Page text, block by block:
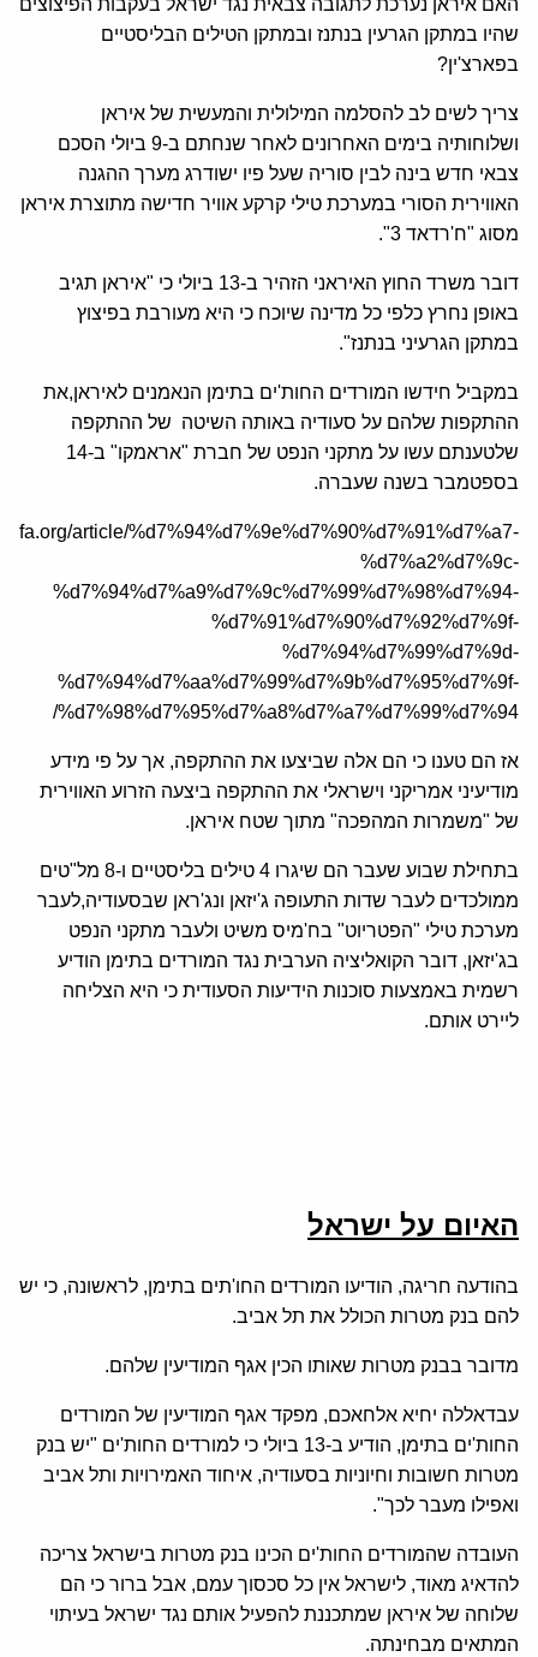
האם איראן נערכת לתגובה צבאית נגד ישראל בעקבות הפיצוצים
שהיו במתקן הגרעין בנתנז ובמתקן הטילים הבליסטיים
בפארצ'ין?
צריך לשים לב להסלמה המילולית והמעשית של איראן
ושלוחותיה בימים האחרונים לאחר שנחתם ב-9 ביולי הסכם
צבאי חדש בינה לבין סוריה שעל פיו ישודרג מערך ההגנה
האווירית הסורי במערכת טילי קרקע אוויר חדישה מתוצרת איראן
מסוג "ח'רדאד 3".
דובר משרד החוץ האיראני הזהיר ב-13 ביולי כי "איראן תגיב
באופן נחרץ כלפי כל מדינה שיוכח כי היא מעורבת בפיצוץ
במתקן הגרעיני בנתנז".
במקביל חידשו המורדים החות'ים בתימן הנאמנים לאיראן,את
ההתקפות שלהם על סעודיה באותה השיטה של ההתקפה
שלטענתם עשו על מתקני הנפט של חברת "אראמקו" ב-14
בספטמבר בשנה שעברה.
article/%d7%94%d7%9e%d7%90%d7%91%d7%a7-
%d7%a2%d7%9c-
%d7%94%d7%a9%d7%9c%d7%99%d7%98%d7%94-
%d7%91%d7%90%d7%92%d7%9f-
%d7%94%d7%99%d7%9d-
%d7%94%d7%aa%d7%99%d7%9b%d7%95%d7%9f-
%d7%98%d7%95%d7%a8%d7%a7%d7%99%d7%94/
אז הם טענו כי הם אלה שביצעו את ההתקפה, אך על פי מידע
מודיעיני אמריקני וישראלי את ההתקפה ביצעה הזרוע האווירית
של "משמרות המהפכה" מתוך שטח איראן.
בתחילת שבוע שעבר הם שיגרו 4 טילים בליסטיים ו-8 מל"טים
ממולכדים לעבר שדות התעופה ג'יזאן ונג'ראן שבסעודיה,לעבר
מערכת טילי "הפטריוט" בח'מיס משיט ולעבר מתקני הנפט
בג'יזאן, דובר הקואליציה הערבית נגד המורדים בתימן הודיע
רשמית באמצעות סוכנות הידיעות הסעודית כי היא הצליחה
ליירט אותם.
האיום על ישראל
בהודעה חריגה, הודיעו המורדים החו'תים בתימן, לראשונה, כי יש
להם בנק מטרות הכולל את תל אביב.
מדובר בבנק מטרות שאותו הכין אגף המודיעין שלהם.
עבדאללה יחיא אלחאכם, מפקד אגף המודיעין של המורדים
החות'ים בתימן, הודיע ב-13 ביולי כי למורדים החות'ים "יש בנק
מטרות חשובות וחיוניות בסעודיה, איחוד האמירויות ותל אביב
ואפילו מעבר לכך".
העובדה שהמורדים החות'ים הכינו בנק מטרות בישראל צריכה
להדאיג מאוד, לישראל אין כל סכסוך עמם, אבל ברור כי הם
שלוחה של איראן שמתכננת להפעיל אותם נגד ישראל בעיתוי
המתאים מבחינתה.